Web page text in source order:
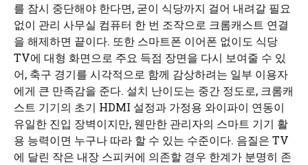
를 잠시 중단해야 한다면, 굳이 식당까지 걸어 내려갈 필요
없이 관리 사무실 컴퓨터 한 번 조작으로 크롬캐스트 연결
을 해제하면 끝이다. 또한 스마트폰 이어폰 없이도 식당
TV에 대형 화면으로 주요 득점 장면을 다시 보여줄 수 있
어, 축구 경기를 시각적으로 함께 감상하려는 일부 이용자
에게 큰 만족감을 준다. 설치 난이도는 중간 정도로, 크롬캐
스트 기기의 초기 HDMI 설정과 가정용 와이파이 연동이
유일한 진입 장벽이지만, 웬만한 관리자의 스마트 기기 활
용 능력이면 누구나 따라 할 수 있는 수준이다. 음질은 TV
에 달린 작은 내장 스피커에 의존할 경우 한계가 분명히 존